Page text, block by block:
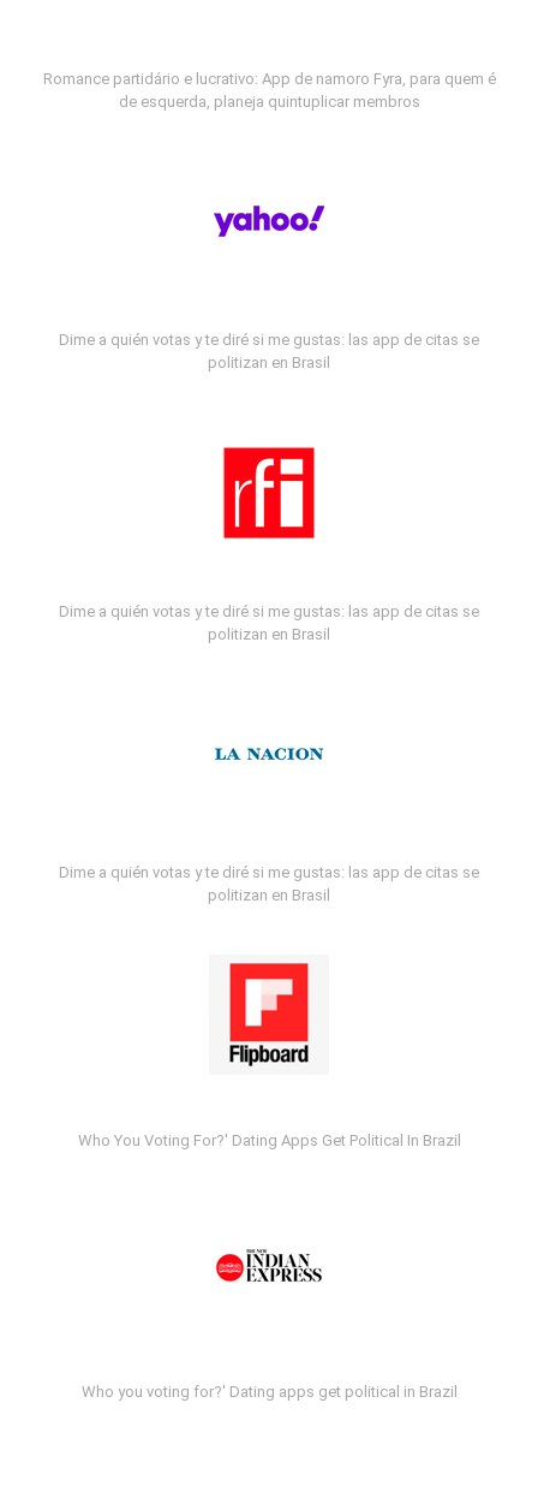
Romance partidário e lucrativo: App de namoro Fyra, para quem é
de esquerda, planeja quintuplicar membros
Dime a quién votas y te diré si me gustas: las app de citas se
politizan en Brasil
Dime a quién votas y te diré si me gustas: las app de citas se
politizan en Brasil
Dime a quién votas y te diré si me gustas: las app de citas se
politizan en Brasil
Who You Voting For?' Dating Apps Get Political In Brazil
Who you voting for?' Dating apps get political in Brazil